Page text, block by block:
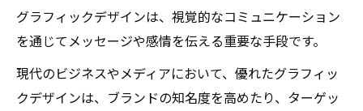
グラフィックデザインは、視覚的なコミュニケーション
を通じてメッセージや感情を伝える重要な手段です。
現代のビジネスやメディアにおいて、優れたグラフィッ
クデザインは、ブランドの知名度を高めたり、ターゲッ